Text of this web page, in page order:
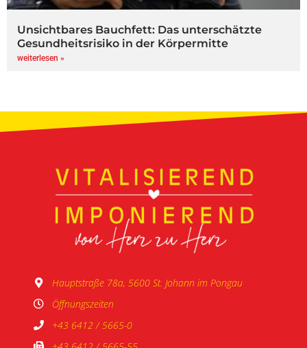
Unsichtbares Bauchfett: Das unterschätzte
Gesundheitsrisiko in der Körpermitte
weiterlesen »
Hauptstraße 78a, 5600 St. Johann im Pongau
Öffnungszeiten
+43 6412 / 5665-0